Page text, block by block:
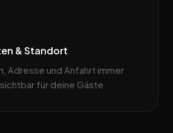
& Standort
Adresse und Anfahrt immer
für deine Gäste.